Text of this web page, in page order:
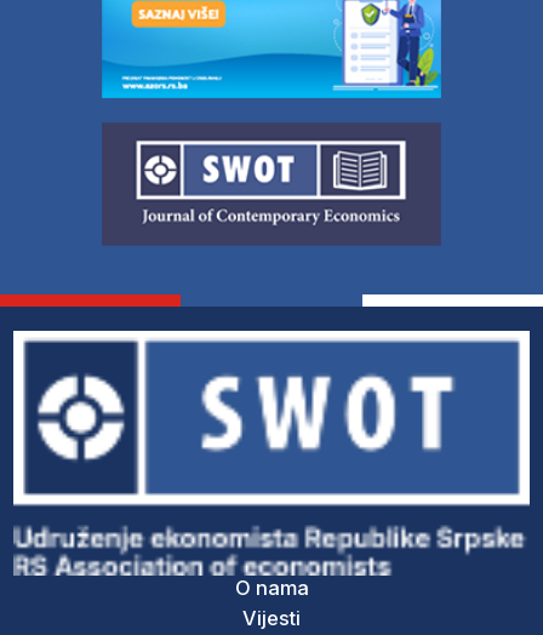
O nama
Vijesti